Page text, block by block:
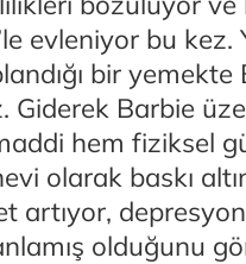
evleniyor bu
bir yemekte
Giderek Barbie
hem fiziksel
olarak baskı
artıyor,
olduğunu